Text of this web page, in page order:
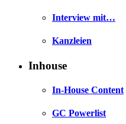
Interview mit…
Kanzleien
Inhouse
In-House Content
GC Powerlist